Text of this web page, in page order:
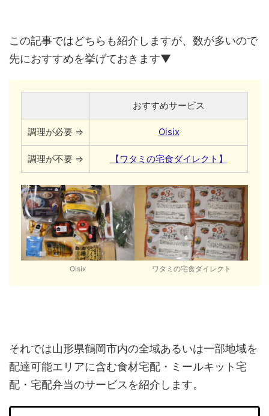
この記事ではどちらも紹介しますが、数が多いので
先におすすめを挙げておきます▼
おすすめサービス
調理が必要 ⇒ Oisix
調理が不要 ⇒ 【ワタミの宅食ダイレクト】
Oisix ワタミの宅食ダイレクト
それでは山形県鶴岡市内の全域あるいは一部地域を
配達可能エリアに含む食材宅配・ミールキット宅
配・宅配弁当のサービスを紹介します。